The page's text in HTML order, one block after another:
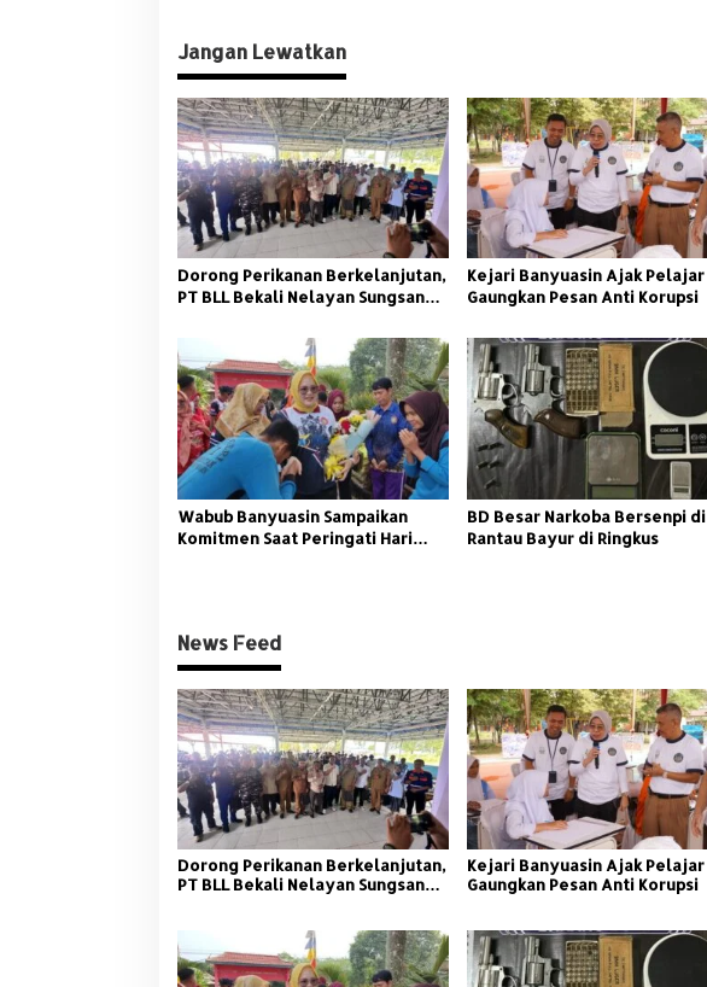
i
p
o
s
Jangan Lewatkan
Dorong Perikanan Berkelanjutan,
PT BLL Bekali Nelayan Sungsang
Kejari Banyuasin Ajak Pelajar
Gaungkan Pesan Anti Korupsi
Wabub Banyuasin Sampaikan
Komitmen Saat Peringati Hari
BD Besar Narkoba Bersenpi di
Rantau Bayur di Ringkus
News Feed
Dorong Perikanan Berkelanjutan,
PT BLL Bekali Nelayan Sungsang
Kejari Banyuasin Ajak Pelajar
Gaungkan Pesan Anti Korupsi